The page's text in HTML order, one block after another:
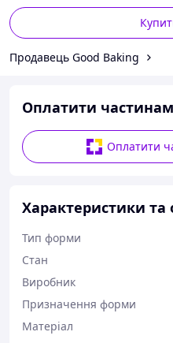
Продавець Good Baking
Оплатити
Оплатити
Характеристики та
Тип форми
Стан
Виробник
Призначення форми
Матеріал